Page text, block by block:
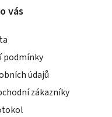
vás
podmínky
údajů
zákazníky